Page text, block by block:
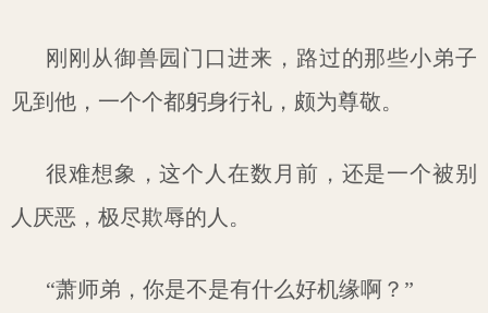
刚刚从御兽园门口进来，路过的那些小弟子
见到他，一个个都躬身行礼，颇为尊敬。
很难想象，这个人在数月前，还是一个被别
人厌恶，极尽欺辱的人。
“萧师弟，你是不是有什么好机缘啊？”